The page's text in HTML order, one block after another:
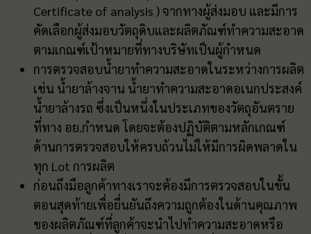
Certificate of analysis ) จากทางผู้ส่งมอบ และมีการ
คัดเลือกผู้ส่งมอบวัตถุดิบและผลิตภัณฑ์ทำความสะอาด
ตามเกณฑ์เป้าหมายที่ทางบริษัทเป็นผู้กำหนด
การตรวจสอบน้ำยาทำความสะอาดในระหว่างการผลิต
เช่น น้ำยาล้างจาน น้ำยาทำความสะอาดอเนกประสงค์
น้ำยาล้างรถ ซึ่งเป็นหนึ่งในประเภทของวัตถุอันตราย
ที่ทาง อย.กำหนด โดยจะต้องปฏิบัติตามหลักเกณฑ์
ด้านการตรวจสอบให้ครบถ้วนไม่ให้มีการผิดพลาดใน
ทุก Lot การผลิต
ก่อนถึงมือลูกค้าทางเราจะต้องมีการตรวจสอบในขั้น
ตอนสุดท้ายเพื่อยื่นยันถึงความถูกต้องในด้านคุณภาพ
ของผลิตภัณฑ์ที่ลูกค้าจะนำไปทำความสะอาดหรือ